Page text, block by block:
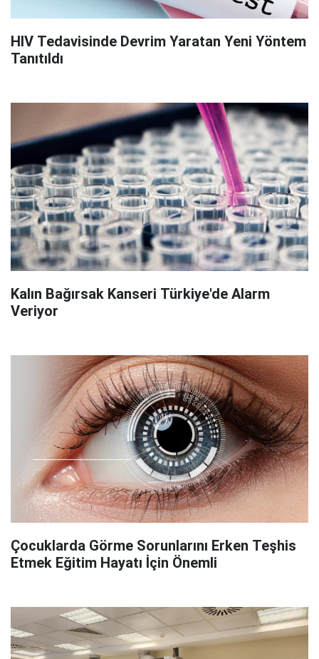
HIV Tedavisinde Devrim Yaratan Yeni Yöntem
Tanıtıldı
Kalın Bağırsak Kanseri Türkiye'de Alarm
Veriyor
Çocuklarda Görme Sorunlarını Erken Teşhis
Etmek Eğitim Hayatı İçin Önemli